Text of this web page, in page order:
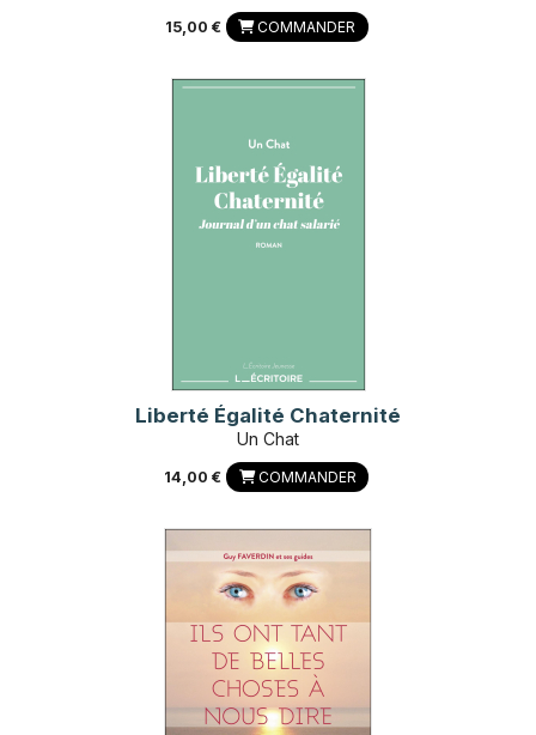
15,00 € COMMANDER
Liberté Égalité Chaternité
Un Chat
14,00 € COMMANDER